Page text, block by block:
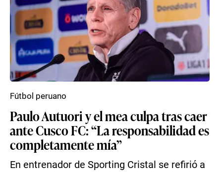
Paulo Autuori y el mea culpa tras caer
ante Cusco FC: “La responsabilidad es
completamente mía”
En entrenador de Sporting Cristal se refirió a
Fútbol peruano